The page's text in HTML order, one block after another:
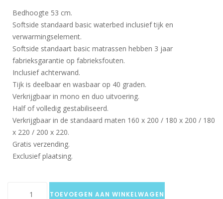
Bedhoogte 53 cm.
Softside standaard basic waterbed inclusief tijk en
verwarmingselement.
Softside standaart basic matrassen hebben 3 jaar
fabrieksgarantie op fabrieksfouten.
Inclusief achterwand.
Tijk is deelbaar en wasbaar op 40 graden.
Verkrijgbaar in mono en duo uitvoering.
Half of volledig gestabiliseerd.
Verkrijgbaar in de standaard maten 160 x 200 / 180 x 200 / 180
x 220 / 200 x 220.
Gratis verzending.
Exclusief plaatsing.
TOEVOEGEN AAN WINKELWAGEN